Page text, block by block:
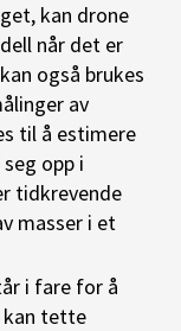
kan drone
når det er
også brukes
av
til å estimere
opp i
tidkrevende
masser i et
i fare for å
kan tette